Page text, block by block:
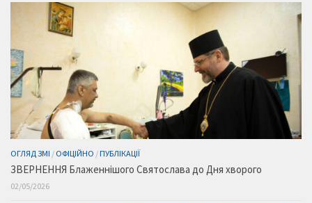
ОГЛЯД ЗМІ / ОФІЦІЙНО /ПУБЛІКАЦІЇ
ЗВЕРНЕННЯ Блаженнішого Святослава до Дня хворого
02/05/2026